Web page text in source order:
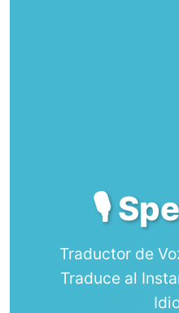
🎙️
Traductor de
Traduce al